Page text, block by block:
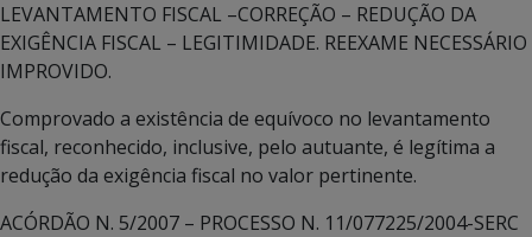
LEVANTAMENTO FISCAL –CORREÇÃO – REDUÇÃO DA
EXIGÊNCIA FISCAL – LEGITIMIDADE. REEXAME NECESSÁRIO
IMPROVIDO.
Comprovado a existência de equívoco no levantamento
fiscal, reconhecido, inclusive, pelo autuante, é legítima a
redução da exigência fiscal no valor pertinente.
ACÓRDÃO N. 5/2007 – PROCESSO N. 11/077225/2004-SERC